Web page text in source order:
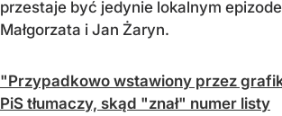
przestaje być jedynie lokalnym
Małgorzata i Jan Żaryn.
"Przypadkowo wstawiony przez
PiS tłumaczy, skąd "znał" numer listy